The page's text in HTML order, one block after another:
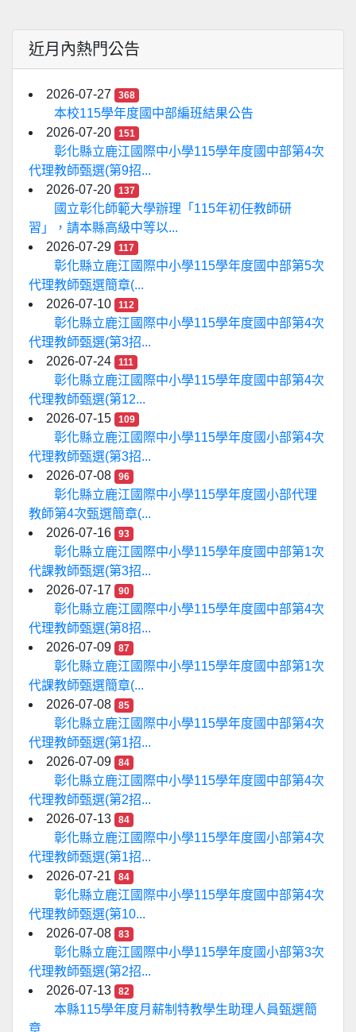
近月內熱門公告
2026-07-27 368
本校115學年度國中部編班結果公告
2026-07-20
151
彰化縣立鹿江國際中小學115學年度國中部第4次
代理教師甄選(第9招...
2026-07-20
137
國立彰化師範大學辦理「115年初任教師研
習」，請本縣高級中等以...
2026-07-29
117
彰化縣立鹿江國際中小學115學年度國中部第5次
代理教師甄選簡章(...
2026-07-10
112
彰化縣立鹿江國際中小學115學年度國中部第4次
代理教師甄選(第3招...
2026-07-24
111
彰化縣立鹿江國際中小學115學年度國中部第4次
代理教師甄選(第12...
2026-07-15
109
彰化縣立鹿江國際中小學115學年度國小部第4次
代理教師甄選(第3招...
2026-07-08
96
彰化縣立鹿江國際中小學115學年度國小部代理
教師第4次甄選簡章(...
2026-07-16
93
彰化縣立鹿江國際中小學115學年度國中部第1次
代課教師甄選(第3招...
2026-07-17
90
彰化縣立鹿江國際中小學115學年度國中部第4次
代理教師甄選(第8招...
2026-07-09
87
彰化縣立鹿江國際中小學115學年度國中部第1次
代課教師甄選簡章(...
2026-07-08
85
彰化縣立鹿江國際中小學115學年度國中部第4次
代理教師甄選(第1招...
2026-07-09
84
彰化縣立鹿江國際中小學115學年度國中部第4次
代理教師甄選(第2招...
2026-07-13
84
彰化縣立鹿江國際中小學115學年度國小部第4次
代理教師甄選(第1招...
2026-07-21
84
彰化縣立鹿江國際中小學115學年度國中部第4次
代理教師甄選(第10...
2026-07-08
83
彰化縣立鹿江國際中小學115學年度國小部第3次
代理教師甄選(第2招...
2026-07-13
82
本縣115學年度月薪制特教學生助理人員甄選簡
章